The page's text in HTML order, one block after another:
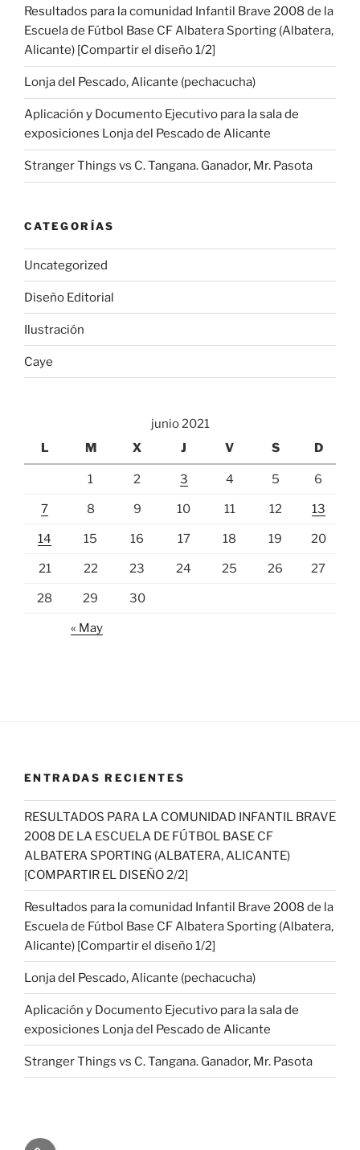
CF
Albatera
Sporting
(Albatera,
Alicante)
[Compartir
diseño
1/2]»
Resultados para la comunidad Infantil Brave 2008 de la
Escuela de Fútbol Base CF Albatera Sporting (Albatera,
Alicante) [Compartir el diseño 1/2]
Lonja del Pescado, Alicante (pechacucha)
Aplicación y Documento Ejecutivo para la sala de
exposiciones Lonja del Pescado de Alicante
Stranger Things vs C. Tangana. Ganador, Mr. Pasota
CATEGORÍAS
Uncategorized
Diseño Editorial
Ilustración
Caye
junio 2021
L
M X J V S D
1 2 3 4 5 6
7 8 9 10 11 12 13
14 15 16 17 18 19 20
21 22 23 24 25 26 27
28 29 30
« May
ENTRADAS RECIENTES
RESULTADOS PARA LA COMUNIDAD INFANTIL BRAVE
2008 DE LA ESCUELA DE FÚTBOL BASE CF
ALBATERA SPORTING (ALBATERA, ALICANTE)
[COMPARTIR EL DISEÑO 2/2]
Resultados para la comunidad Infantil Brave 2008 de la
Escuela de Fútbol Base CF Albatera Sporting (Albatera,
Alicante) [Compartir el diseño 1/2]
Lonja del Pescado, Alicante (pechacucha)
Aplicación y Documento Ejecutivo para la sala de
exposiciones Lonja del Pescado de Alicante
Stranger Things vs C. Tangana. Ganador, Mr. Pasota